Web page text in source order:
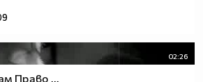
02:26
Право ...